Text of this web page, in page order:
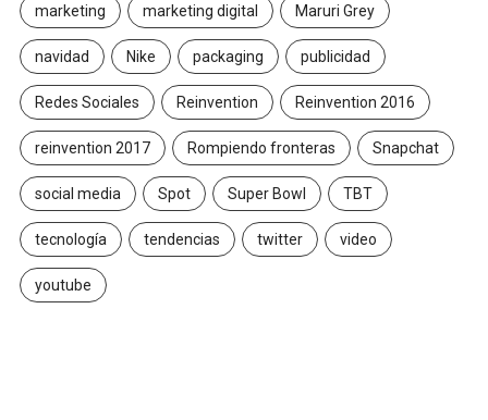
marketing marketing digital Maruri Grey
navidad Nike packaging publicidad
Redes Sociales Reinvention Reinvention 2016
reinvention 2017 Rompiendo fronteras Snapchat
social media Spot Super Bowl TBT
tecnología tendencias twitter video
youtube